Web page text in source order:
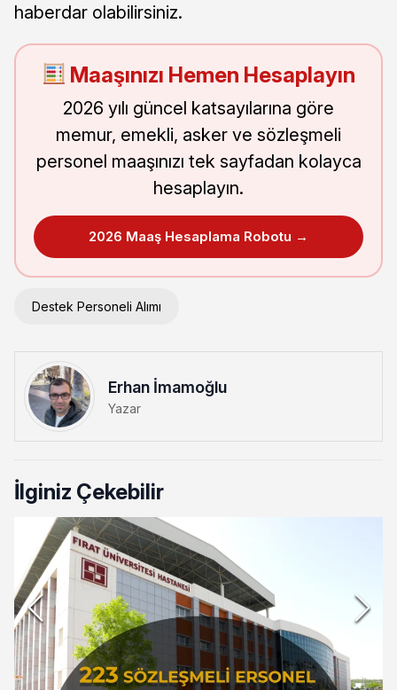
haberdar olabilirsiniz.
Maaşınızı Hemen Hesaplayın
2026 yılı güncel katsayılarına göre
memur, emekli, asker ve sözleşmeli
personel maaşınızı tek sayfadan kolayca
hesaplayın.
2026 Maaş Hesaplama Robotu →
Destek Personeli Alımı
Erhan İmamoğlu
Yazar
İlginiz Çekebilir